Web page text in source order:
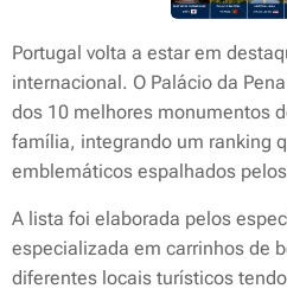
Portugal volta a estar em
internacional. O Palácio da
dos 10 melhores monumentos
família, integrando um ranking
emblemáticos espalhados
A lista foi elaborada pelos
especializada em carrinhos de
diferentes locais turísticos